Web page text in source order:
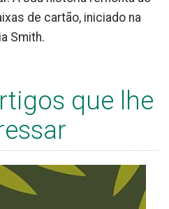
de cartão, iniciado na
Smith.
que lhe